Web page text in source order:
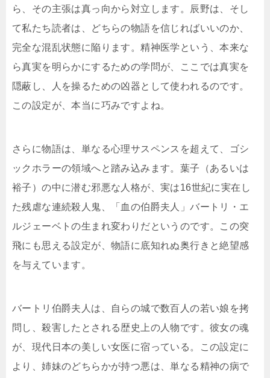
ら、その主張は真っ向から対立します。辰野は、そし
て私たち読者は、どちらの物語を信じればいいのか、
完全な混乱状態に陥ります。精神医学という、本来な
ら真実を明らかにするための学問が、ここでは真実を
隠蔽し、人を操るための凶器として使われるのです。
この設定が、本当に巧みですよね。
さらに物語は、単なる心理サスペンスを超えて、ゴシ
ックホラーの領域へと踏み込みます。葉子（あるいは
裕子）の中に潜む邪悪な人格が、実は16世紀に実在し
た残虐な連続殺人鬼、「血の伯爵夫人」バートリ・エ
ルジェーベトの生まれ変わりだというのです。この突
飛にも思える設定が、物語に底知れぬ奥行きと絶望感
を与えています。
バートリ伯爵夫人は、自らの城で数百人の若い娘を拷
問し、殺害したとされる歴史上の人物です。彼女の魂
が、現代日本の美しい女医に宿っている。この設定に
より、姉妹のどちらかが持つ悪は、単なる精神の病で